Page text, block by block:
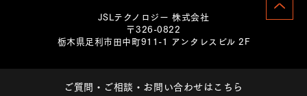
JSLテクノロジー 株式会社
〒326-0822
栃木県足利市田中町911-1 アンタレスビル 2F
ご質問・ご相談・お問い合わせはこちら